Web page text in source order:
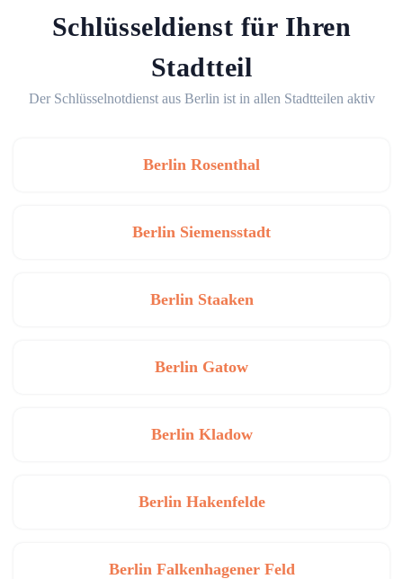
Schlüsseldienst für Ihren
Stadtteil
Der Schlüsselnotdienst aus Berlin ist in allen Stadtteilen aktiv
Berlin Rosenthal
Berlin Siemensstadt
Berlin Staaken
Berlin Gatow
Berlin Kladow
Berlin Hakenfelde
Berlin Falkenhagener Feld